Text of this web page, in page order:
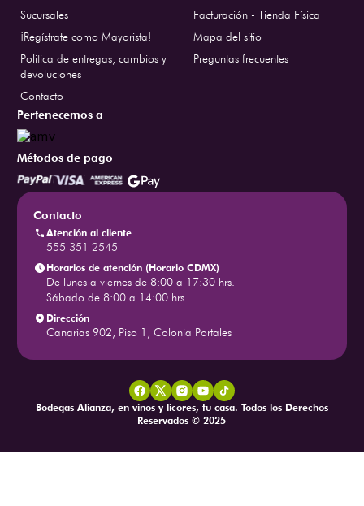
Sucursales
¡Regístrate como Mayorista!
Politica de entregas, cambios y
devoluciones
Contacto
Facturación - Tienda Física
Mapa del sitio
Preguntas frecuentes
Pertenecemos a
Métodos de pago
Contacto
Atención al cliente
555 351 2545
Horarios de atención (Horario CDMX)
De lunes a viernes de 8:00 a 17:30 hrs.
Sábado de 8:00 a 14:00 hrs.
Dirección
Canarias 902, Piso 1, Colonia Portales
Bodegas Alianza, en vinos y licores, tu casa. Todos los Derechos
Reservados © 2025